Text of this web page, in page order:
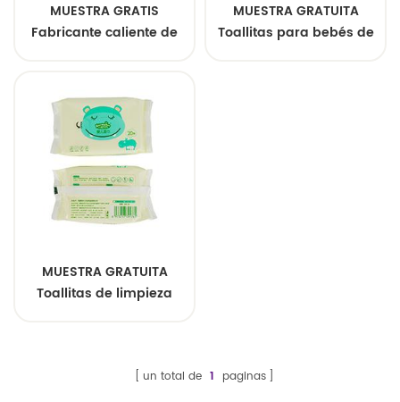
MUESTRA GRATIS
Fabricante caliente de
Toallitas para bebés
Softcare
MUESTRA GRATUITA
Toallitas para bebés de
MUESTRA GRATUITA
Toallitas de limpieza
un total de 1 paginas